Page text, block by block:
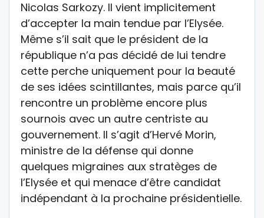
Nicolas Sarkozy. Il vient implicitement
d’accepter la main tendue par l’Elysée.
Même s’il sait que le président de la
république n’a pas décidé de lui tendre
cette perche uniquement pour la beauté
de ses idées scintillantes, mais parce qu’il
rencontre un problème encore plus
sournois avec un autre centriste au
gouvernement. Il s’agit d’Hervé Morin,
ministre de la défense qui donne
quelques migraines aux stratèges de
l’Elysée et qui menace d’être candidat
indépendant à la prochaine présidentielle.